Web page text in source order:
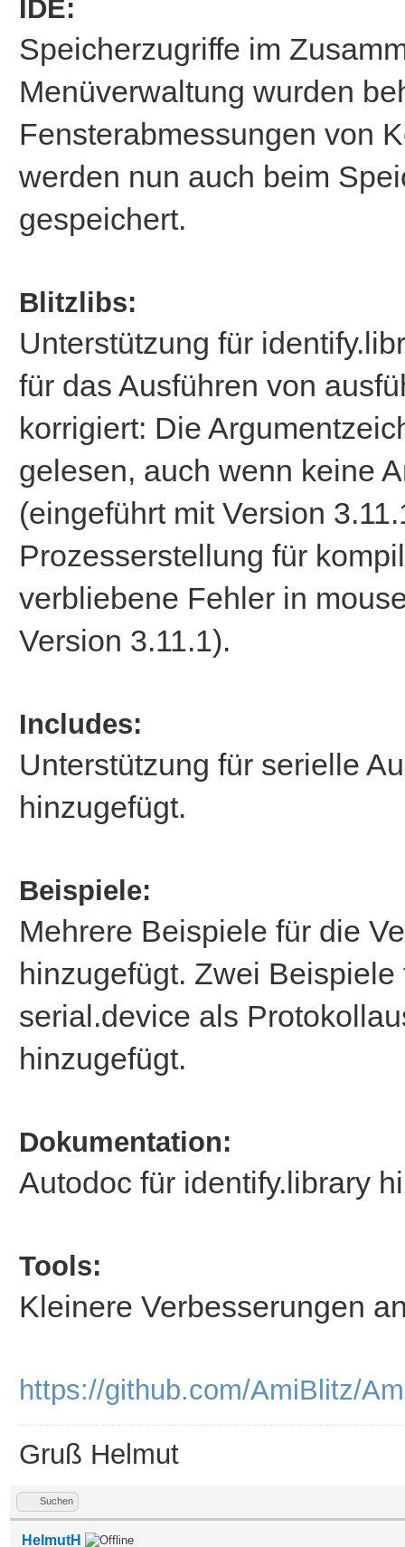
IDE:
Speicherzugriffe im
Menüverwaltung wurden
Fensterabmessungen von
werden nun auch beim
gespeichert.
Blitzlibs:
Unterstützung für
für das Ausführen von
korrigiert: Die
gelesen, auch wenn keine
(eingeführt mit Version
Prozesserstellung für
verbliebene Fehler in
Version 3.11.1).
Includes:
Unterstützung für serielle
hinzugefügt.
Beispiele:
Mehrere Beispiele für die
hinzugefügt. Zwei
serial.device als
hinzugefügt.
Dokumentation:
Autodoc für identify.library
Tools:
Kleinere Verbesserungen
https://github.com/AmiBlitz/
Gruß Helmut
Suchen
HelmutH